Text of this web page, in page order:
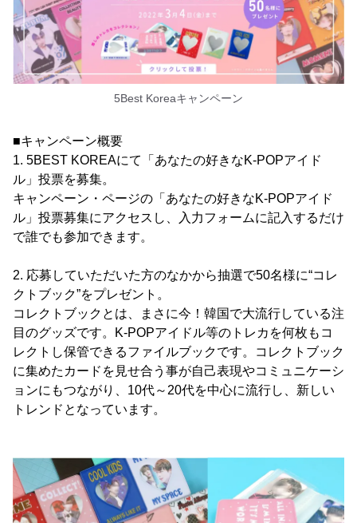
5Best Koreaキャンペーン
■キャンペーン概要
1. 5BEST KOREAにて「あなたの好きなK-POPアイド
ル」投票を募集。
キャンペーン・ページの「あなたの好きなK-POPアイド
ル」投票募集にアクセスし、入力フォームに記入するだけ
で誰でも参加できます。
2. 応募していただいた方のなかから抽選で50名様に“コレ
クトブック”をプレゼント。
コレクトブックとは、まさに今！韓国で大流行している注
目のグッズです。K-POPアイドル等のトレカを何枚もコ
レクトし保管できるファイルブックです。コレクトブック
に集めたカードを見せ合う事が自己表現やコミュニケーシ
ョンにもつながり、10代～20代を中心に流行し、新しい
トレンドとなっています。